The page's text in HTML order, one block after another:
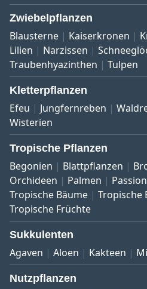
Zwiebelpflanzen
Blausterne Kaiserkronen
Lilien
Narzissen
Traubenhyazinthen
Tulpen
Kletterpflanzen
Efeu Jungfernreben
Wisterien
Tropische Pflanzen
Begonien Blattpflanzen
Orchideen
Palmen
Tropische Bäume
Tropische
Tropische Früchte
Sukkulenten
Agaven Aloen Kakteen
Nutzpflanzen